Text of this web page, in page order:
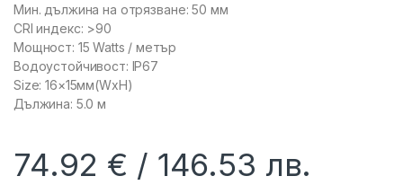
Мин. дължина на отрязване: 50 мм
CRI индекс: >90
Мощност: 15 Watts / метър
Водоустойчивост: IP67
Size: 16×15мм(WxH)
Дължина: 5.0 м
74.92 € 146.53 лв.